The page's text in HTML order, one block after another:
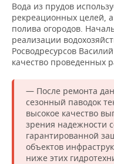
Вода из прудов
рекреационных целей,
полива огородов.
реализации
Росводресурсов
качество проведенных
— После ремонта
сезонный паводок
высокое качество
зрения надежности
гарантированной
объектов
ниже этих